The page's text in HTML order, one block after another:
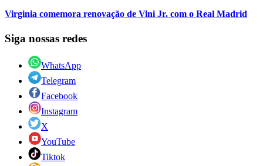
Virginia comemora renovação de Vini Jr. com o Real Madrid
Siga nossas redes
WhatsApp
Telegram
Facebook
Instagram
X
YouTube
Tiktok